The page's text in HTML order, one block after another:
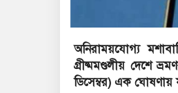
অনিরাময়যোগ্য
গ্রীষ্মমণ্ডলীয় দেশে
ডিসেম্বর) এক ঘোষণায়